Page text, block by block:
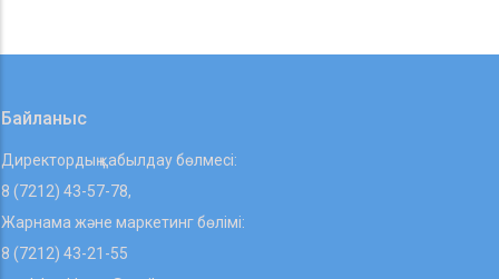
Байланыс
Директордың қабылдау бөлмесі:
8 (7212) 43-57-78,
Жарнама және маркетинг бөлімі:
8 (7212) 43-21-55